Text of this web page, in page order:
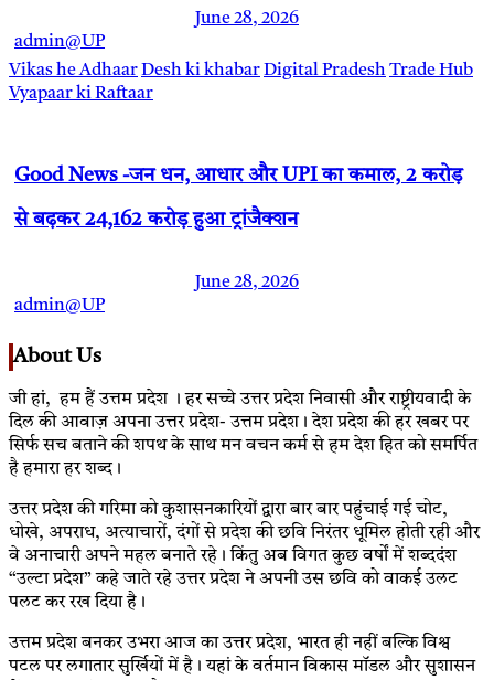
June 28, 2026
admin@UP
Vikas he AdhaarDesh ki khabarDigital PradeshTrade Hub
Vyapaar ki Raftaar
Good News -जन धन, आधार और UPI का कमाल, 2 करोड़
से बढ़कर 24,162 करोड़ हुआ ट्रांजैक्शन
June 28, 2026
admin@UP
About Us
जी हां, हम हैं उत्तम प्रदेश । हर सच्चे उत्तर प्रदेश निवासी और राष्ट्रीयवादी के
दिल की आवाज़ अपना उत्तर प्रदेश- उत्तम प्रदेश। देश प्रदेश की हर खबर पर
सिर्फ सच बताने की शपथ के साथ मन वचन कर्म से हम देश हित को समर्पित
है हमारा हर शब्द।
उत्तर प्रदेश की गरिमा को कुशासनकारियों द्वारा बार बार पहुंचाई गई चोट,
धोखे, अपराध, अत्याचारों, दंगों से प्रदेश की छवि निरंतर धूमिल होती रही और
वे अनाचारी अपने महल बनाते रहे। किंतु अब विगत कुछ वर्षों में शब्ददंश
“उल्टा प्रदेश” कहे जाते रहे उत्तर प्रदेश ने अपनी उस छवि को वाकई उलट
पलट कर रख दिया है।
उत्तम प्रदेश बनकर उभरा आज का उत्तर प्रदेश, भारत ही नहीं बल्कि विश्व
पटल पर लगातार सुर्खियों में है। यहां के वर्तमान विकास मॉडल और सुशासन